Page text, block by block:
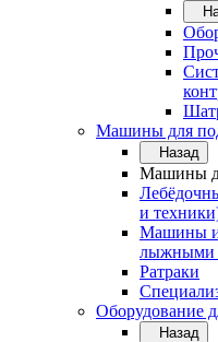
Машины для
Назад
Машины
и
Машины и
лыжными
Ратраки
Оборудование
Назад